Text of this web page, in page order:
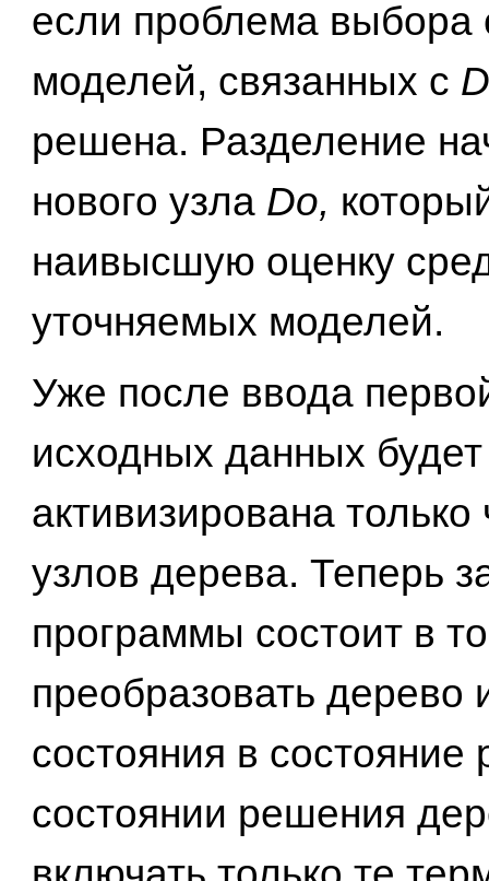
если проблема выбора
моделей, связанных с
решена. Разделение
нового узла Do,
наивысшую оценку
уточняемых моделей.
Уже после ввода
исходных данных будет
активизирована только
узлов дерева. Теперь
программы состоит в
преобразовать дерево
состояния в
состоянии решения